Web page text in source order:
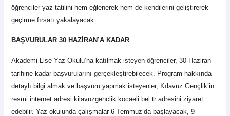
öğrenciler yaz tatilini hem eğlenerek hem de kendilerini geliştirerek
geçirme fırsatı yakalayacak.
BAŞVURULAR 30 HAZİRAN’A KADAR
Akademi Lise Yaz Okulu’na katılmak isteyen öğrenciler, 30 Haziran
tarihine kadar başvurularını gerçekleştirebilecek. Program hakkında
detaylı bilgi almak ve başvuru yapmak isteyenler, Kılavuz Gençlik’in
resmi internet adresi kilavuzgenclik.kocaeli.bel.tr adresini ziyaret
edebilir. Yaz okulunda çalışmalar 6 Temmuz’da başlayacak, 9